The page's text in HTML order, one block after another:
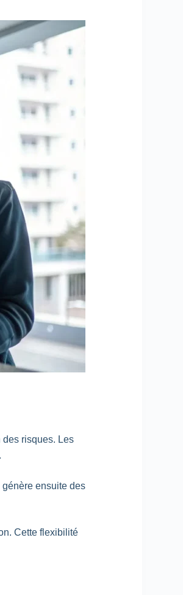
des risques. Les
.
génère ensuite des
Cette flexibilité